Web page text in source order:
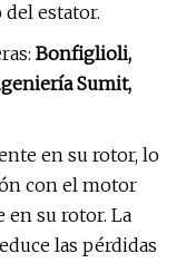
estator.
Bonfiglioli,
Sumit,
en su rotor, lo
con el motor
su rotor. La
las pérdidas